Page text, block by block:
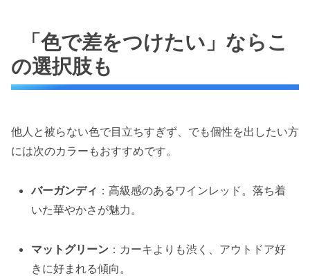
「色で差をつけたい」ならこ
の選択肢も
他人と被らない色で目立ちすぎず、でも個性を出したい方
には次のカラーもおすすめです。
バーガンディ ：高級感のあるワインレッド。落ち着
いた華やかさが魅力。
マットグリーン ：カーキよりも渋く、アウトドア好
きに好まれる傾向。